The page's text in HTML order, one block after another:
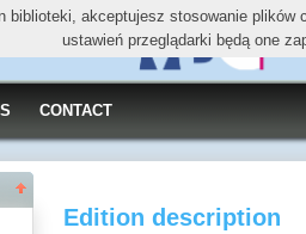
CONTACT
Edition description
biblioteki, akceptujesz stosowanie
ustawień przeglądarki będą one